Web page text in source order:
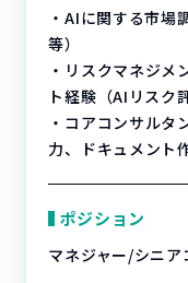
・AIに関する市場
等）
・リスクマネジメ
ト経験（AIリスク
・コアコンサルタ
力、ドキュメント
ポジション
マネジャー/シニア